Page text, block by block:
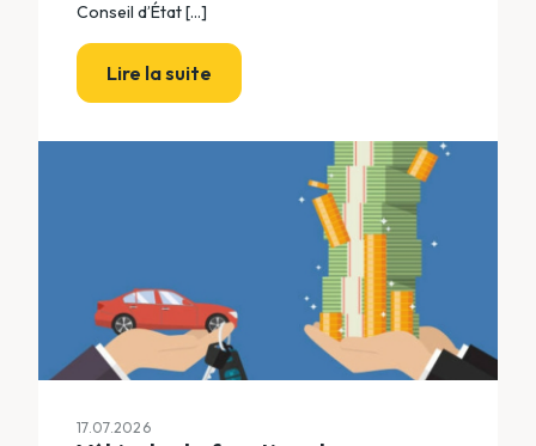
Conseil d’État [...]
Lire la suite
17.07.2026